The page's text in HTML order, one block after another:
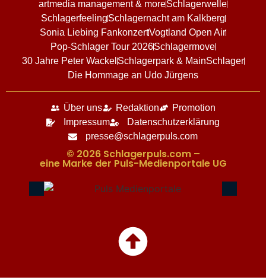
artmedia management & moreSchlagerwelle
SchlagerfeelingSchlagernacht am Kalkberg
Sonia Liebing FankonzertVogtland Open Air
Pop-Schlager Tour 2026Schlagermove
30 Jahre Peter Wackel Schlagerpark & MainSchlager
Die Hommage an Udo Jürgens
Über uns Redaktion
Promotion
Impressum
Datenschutzerklärung
presse@schlagerpuls.com
© 2026 Schlagerpuls.com –
eine Marke der Puls-Medienportale UG​